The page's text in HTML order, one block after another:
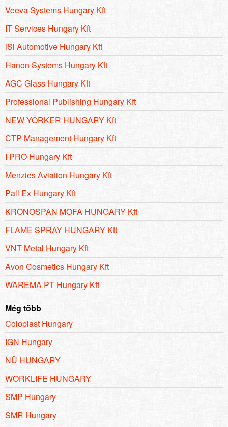
Veeva Systems Hungary Kft
IT Services Hungary Kft
iSi Automotive Hungary Kft
Hanon Systems Hungary Kft
AGC Glass Hungary Kft
Professional Publishing Hungary Kft
NEW YORKER HUNGARY Kft
CTP Management Hungary Kft
I PRO Hungary Kft
Menzies Aviation Hungary Kft
Pall Ex Hungary Kft
KRONOSPAN MOFA HUNGARY Kft
FLAME SPRAY HUNGARY Kft
VNT Metal Hungary Kft
Avon Cosmetics Hungary Kft
WAREMA PT Hungary Kft
Még több
Coloplast Hungary
IGN Hungary
NÜ HUNGARY
WORKLIFE HUNGARY
SMP Hungary
SMR Hungary